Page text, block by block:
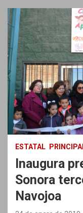
ESTATAL
Inaugura
Sonora
Navojoa